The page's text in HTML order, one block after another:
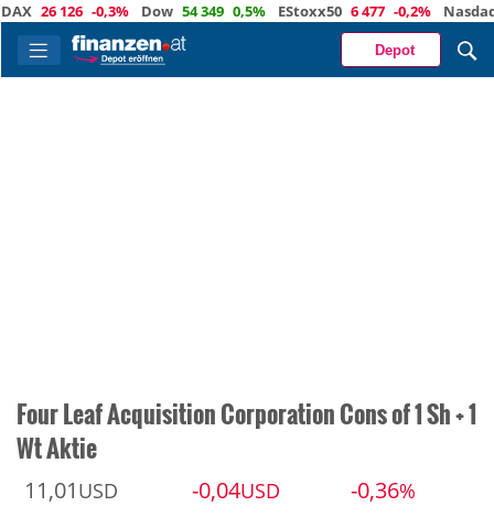
26 126 -0,3% Dow 54 349 0,5% EStoxx50 6 477 -0,2% Nasdaq 29
Depot
Four Leaf Acquisition Corporation Cons of 1 Sh + 1
Wt Aktie
11,01 USD -0,04USD -0,36%